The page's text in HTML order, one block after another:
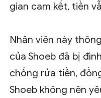
gian cam kết, tiền
Nhân viên này
của Shoeb đã bị
chống rửa tiền,
Shoeb không nên